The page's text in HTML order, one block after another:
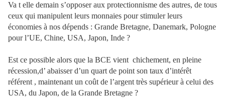
Va t elle demain s’opposer aux protectionnisme des autres, de tous
ceux qui manipulent leurs monnaies pour stimuler leurs
économies à nos dépends : Grande Bretagne, Danemark, Pologne
pour l’UE, Chine, USA, Japon, Inde ?
Est ce possible alors que la BCE vient chichement, en pleine
récession,d’ abaisser d’un quart de point son taux d’intérêt
référent , maintenant un coût de l’argent très supérieur à celui des
USA, du Japon, de la Grande Bretagne ?